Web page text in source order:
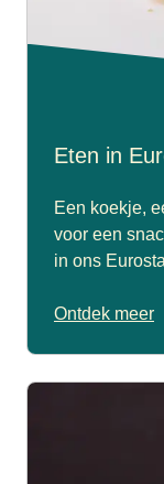
Eten in
Een koekje,
voor een
in ons
Ontdek meer